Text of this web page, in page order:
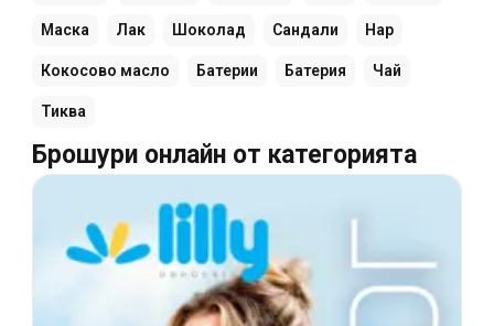
Маска Лак Шоколад Сандали Нар
Кокосово масло Батерии Батерия Чай
Тиква
Брошури онлайн от категорията